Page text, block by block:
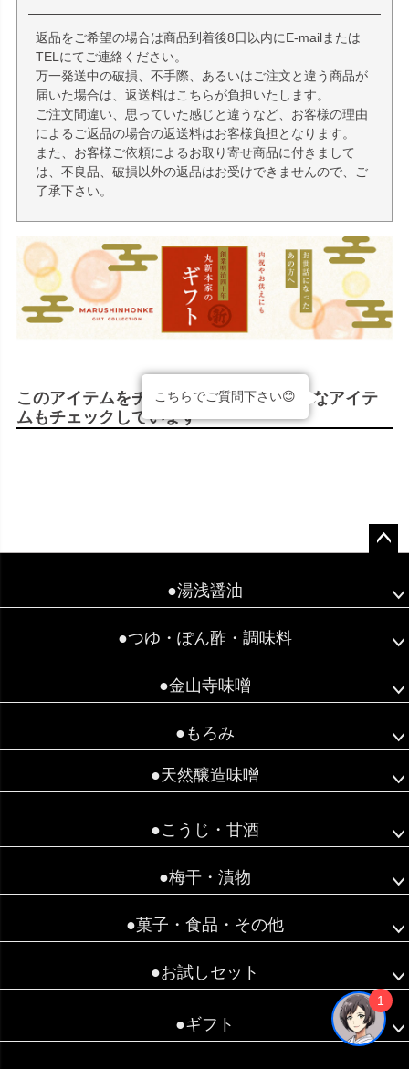
返品をご希望の場合は商品到着後8日以内にE-mailまたは
TELにてご連絡ください。
万一発送中の破損、不手際、あるいはご注文と違う商品が
届いた場合は、返送料はこちらが負担いたします。
ご注文間違い、思っていた感じと違うなど、お客様の理由
によるご返品の場合の返送料はお客様負担となります。
また、お客様ご依頼によるお取り寄せ商品に付きまして
は、不良品、破損以外の返品はお受けできませんので、ご
了承下さい。
このアイテムをチェックした人は、こんなアイテ
ムもチェックしています
●湯浅醤油
●つゆ・ぽん酢・調味料
●金山寺味噌
●もろみ
●天然醸造味噌
●こうじ・甘酒
●梅干・漬物
●菓子・食品・その他
●お試しセット
●ギフト
こちらでご質問下さい😊
1